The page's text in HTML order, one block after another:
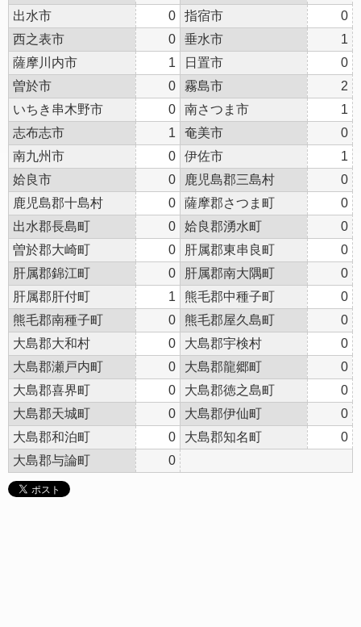
出水市
0 指宿市
0
西之表市
0 垂水市
1
薩摩川内市
1 日置市
0
曽於市
0 霧島市
2
いちき串木野市
0 南さつま市
1
志布志市
1 奄美市
0
南九州市
0 伊佐市
1
姶良市
0 鹿児島郡三島村
0
鹿児島郡十島村
0 薩摩郡さつま町
0
出水郡長島町
0 姶良郡湧水町
0
曽於郡大崎町
0 肝属郡東串良町
0
肝属郡錦江町
0 肝属郡南大隅町
0
肝属郡肝付町
1 熊毛郡中種子町
0
熊毛郡南種子町
0 熊毛郡屋久島町
0
大島郡大和村
0 大島郡宇検村
0
大島郡瀬戸内町
0 大島郡龍郷町
0
大島郡喜界町
0 大島郡徳之島町
0
大島郡天城町
0 大島郡伊仙町
0
大島郡和泊町
0 大島郡知名町
0
大島郡与論町
0